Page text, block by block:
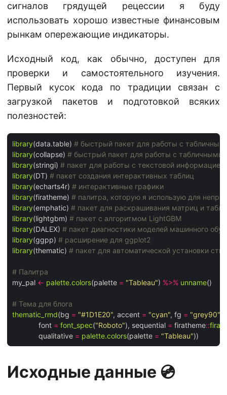
сигналов грядущей рецессии я буду
использовать хорошо известные финансовым
рынкам опережающие индикаторы.
Исходный код, как обычно, доступен для
проверки и самостоятельного изучения.
Первый кусок кода по традиции связан с
загрузкой пакетов и подготовкой всяких
полезностей:
library(data.table) # быстрый пакет для работы с
library(collapse) # быстрый пакет для работы с табличными
library(stringi) # пакет для работы с текстовой информацией
library(DT) # пакет создания интерактивных таблиц
library(echarts4r) # интерактивные графики
library(firatheme) # палитра, которую я использую для
library(emphatic) # пакет для раскрашивания матриц и
library(lightgbm) # пакет с алгоритмом LightGBM
library(DALEX) # пакет диагностики моделей машинного
library(ggpp) # расширение для ggplot2
library(thematic) # пакет для автоматической установки
# Палитра
my_pal <- palette.colors(palette = "Tableau") %>% unname()
# Тема для блога
thematic_rmd(bg = "#1D1E20", accent = "cyan", fg = "grey90"
             font
= font_spec("Roboto"), sequential = firatheme::
             qualitative
= palette.colors(palette = "Tableau"
Исходные данные 💿